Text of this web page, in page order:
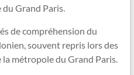
Grand Paris.
de compréhension du
souvent repris lors des
métropole du Grand Paris.